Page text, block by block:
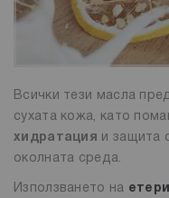
Всички тези масла
сухата кожа, като
хидратация
и защита
околната среда.
Използването на